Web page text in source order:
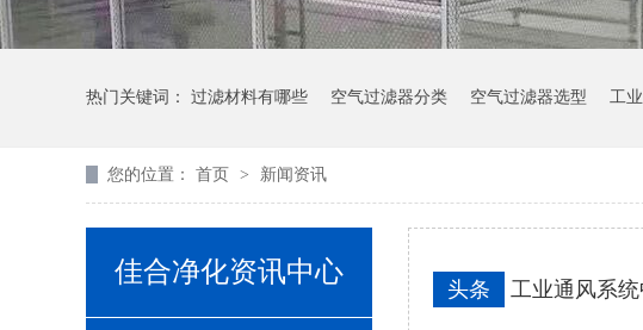
热门关键词： 过滤材料有哪些 空气过滤器分类 空气过滤器选型 工
您的位置： 首页 > 新闻资讯
佳合净化资讯中心
工业通风系
头条